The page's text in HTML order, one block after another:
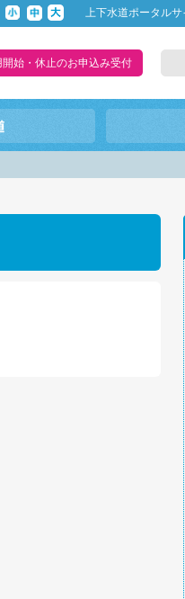
上下水道ポータルサ
始・休止のお申込み受付